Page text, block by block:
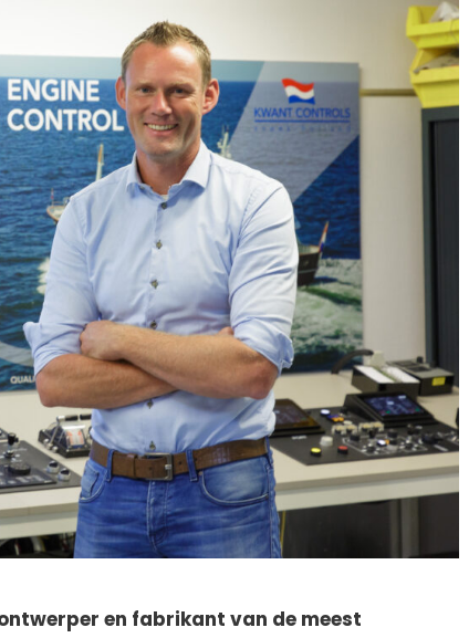
en fabrikant van de meest